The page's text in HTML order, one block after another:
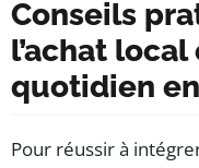
Conseils
l’achat
quotidien
Pour réussir à